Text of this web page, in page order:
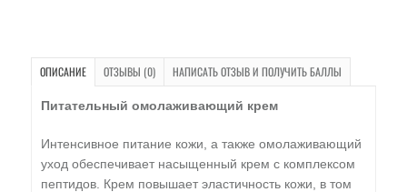
ОПИСАНИЕ ОТЗЫВЫ (0) НАПИСАТЬ ОТЗЫВ И ПОЛУЧИТЬ БАЛЛЫ
Питательный омолаживающий крем
Интенсивное питание кожи, а также омолаживающий
уход обеспечивает насыщенный крем с комплексом
пептидов. Крем повышает эластичность кожи, в том